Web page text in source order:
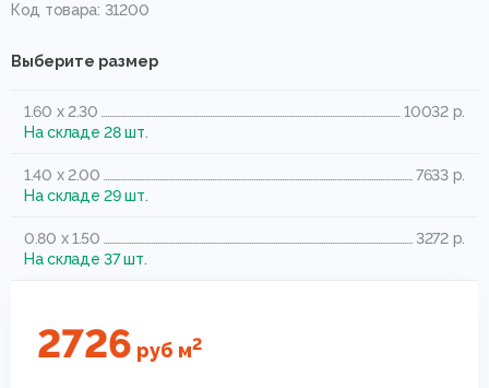
Код товара: 31200
Выберите размер
1.60 x 2.30
10032 р.
На складе 28 шт.
1.40 x 2.00
7633 р.
На складе 29 шт.
0.80 x 1.50
3272 р.
На складе 37 шт.
2726 руб м2